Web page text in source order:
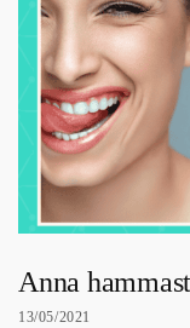
Anna
13/05/2021